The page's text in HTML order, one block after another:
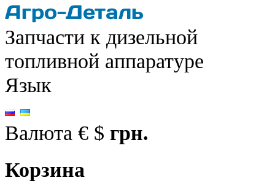
Запчасти к дизельной
топливной аппаратуре
Язык
Валюта € $ грн.
Корзина